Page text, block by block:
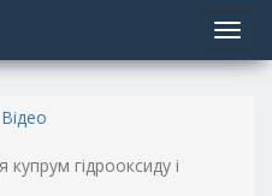
Toggle
Відео
купрум гідрооксиду і